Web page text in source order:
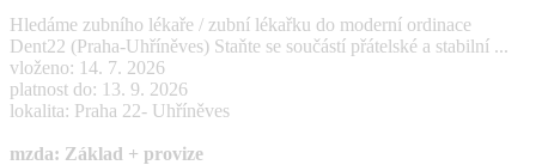
Hledáme zubního lékaře / zubní lékařku do moderní ordinace
Dent22 (Praha-Uhříněves) Staňte se součástí přátelské a stabilní ...
vloženo: 14. 7. 2026
platnost do: 13. 9. 2026
lokalita: Praha 22- Uhříněves
mzda: Základ + provize